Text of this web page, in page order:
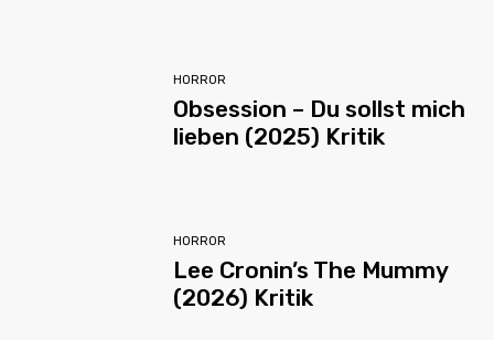
HORROR
Obsession – Du sollst mich
lieben (2025) Kritik
HORROR
Lee Cronin’s The Mummy
(2026) Kritik